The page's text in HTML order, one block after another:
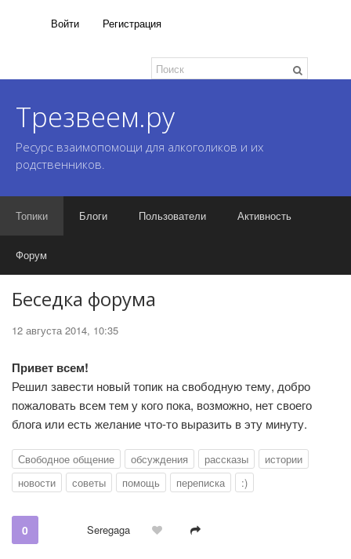
Войти Регистрация
Трезвеем.ру
Ресурс взаимопомощи для алкоголиков и их
родственников.
Топики Блоги Пользователи Активность
Форум
Беседка форума
12 августа 2014, 10:35
Привет всем!
Решил завести новый топик на свободную тему, добро
пожаловать всем тем у кого пока, возможно, нет своего
блога или есть желание что-то выразить в эту минуту.
Свободное общение обсуждения рассказы
истории
новости
советы помощь переписка :)
0 Seregaga